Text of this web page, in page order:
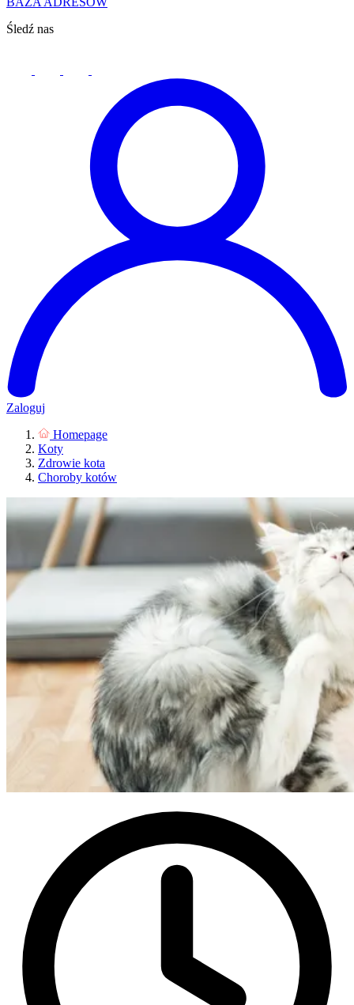
Śledź nas
Zaloguj
Homepage
Koty
Zdrowie kota
Choroby kotów